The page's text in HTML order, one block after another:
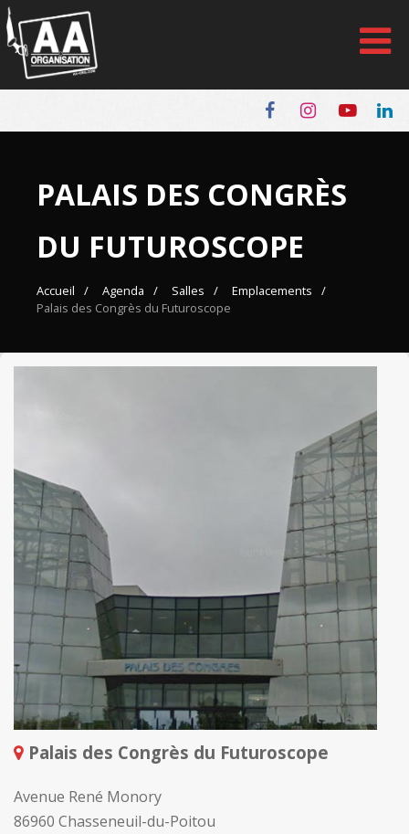
Panneau de gestion des cookies
PALAIS DES CONGRÈS
DU FUTUROSCOPE
Accueil Agenda Salles
Emplacements
Palais des Congrès du Futuroscope
Palais des Congrès du Futuroscope
Avenue René Monory
86960 Chasseneuil-du-Poitou